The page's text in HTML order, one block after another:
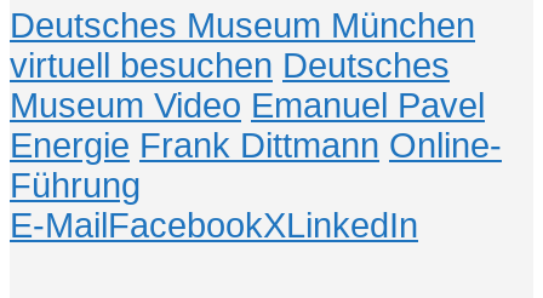
Deutsches Museum München
virtuell besuchen Deutsches
Museum Video Emanuel Pavel
Energie Frank Dittmann Online-
Führung
E-MailFacebookXLinkedIn